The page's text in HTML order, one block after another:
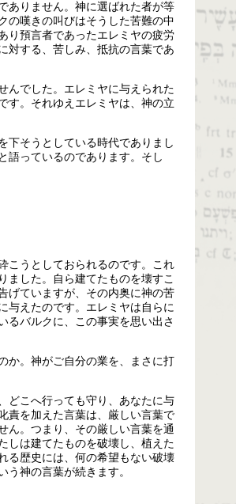
ありません。神に選ばれた者が等
の嘆きの叫びはそうした苦難の中
り預言者であったエレミヤの疲労
対する、苦しみ、抵抗の言葉であ
んでした。エレミヤに与えられた
す。それゆえエレミヤは、神の立
下そうとしている時代でありまし
語っているのであります。そし
こうとしておられるのです。これ
ました。自ら建てたものを壊すこ
げていますが、その内奥に神の苦
与えたのです。エレミヤは自らに
るバルクに、この事実を思い出さ
か。神がご自分の業を、まさに打
どこへ行っても守り、あなたに与
責を加えた言葉は、厳しい言葉で
ん。つまり、その厳しい言葉を通
しは建てたものを破壊し、植えた
る歴史には、何の希望もない破壊
う神の言葉が続きます。